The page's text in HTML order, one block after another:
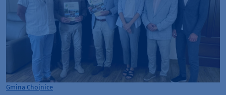
Gmina Chojnice